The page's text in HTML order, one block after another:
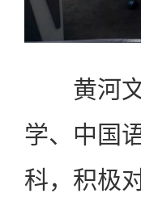
黄河
学、中国
科，积极